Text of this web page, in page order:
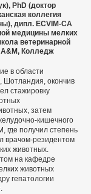
PhD (доктор
коллегия
дипл. ECVIM-CA
медицины мелких
ветеринарной
Колледж
в области
Шотландия, окончив
стажировку
затем
кишечного
где получил степень
врачом-резидентом
животных.
на кафедре
животных
гепатологии